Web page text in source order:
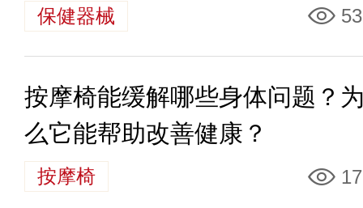
（附名单）
保健器械
按摩椅能缓解哪些身体问题？
么它能帮助改善健康？
按摩椅